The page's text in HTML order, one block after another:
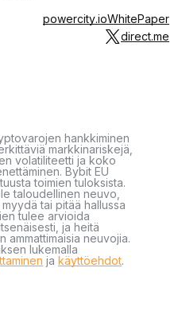
powercity.ioWhitePaper
direct.me
hankkiminen
markkinariskejä,
volatiliteetti ja koko
Bybit EU
toimien tuloksista.
taloudellinen neuvo,
tai pitää hallussa
tulee arvioida
ja heitä
ammattimaisia neuvojia.
lukemalla
ja käyttöehdot.